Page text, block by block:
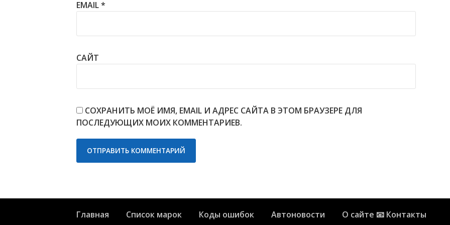
EMAIL*
САЙТ
СОХРАНИТЬ МОЁ ИМЯ, EMAIL И АДРЕС САЙТА В ЭТОМ БРАУЗЕРЕ ДЛЯ
ПОСЛЕДУЮЩИХ МОИХ КОММЕНТАРИЕВ.
Главная Список марок Коды ошибок Автоновости О сайте 📧 Контакты